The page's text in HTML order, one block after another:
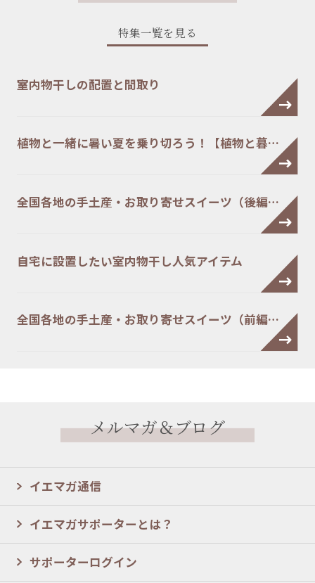
特集一覧を見る
室内物干しの配置と間取り
植物と一緒に暑い夏を乗り切ろう！【植物と暮…
全国各地の手土産・お取り寄せスイーツ（後編…
自宅に設置したい室内物干し人気アイテム
全国各地の手土産・お取り寄せスイーツ（前編…
メルマガ＆ブログ
イエマガ通信
イエマガサポーターとは？
サポーターログイン